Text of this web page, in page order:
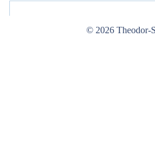
© 2026 Theodor-